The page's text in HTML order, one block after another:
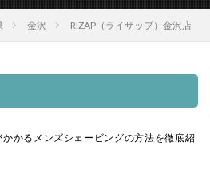
金沢 RIZAP（ライザップ）金沢店
かかるメンズシェービングの方法を徹底紹